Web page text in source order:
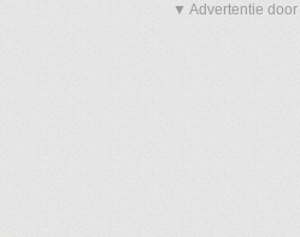
▼ Advertentie